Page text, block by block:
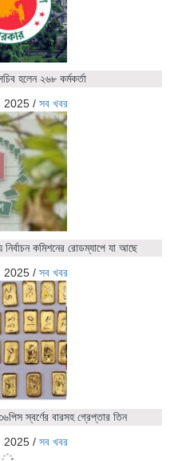
হলেন ২৬৮ কর্মকর্তা
2025 / সব খবর
নির্বাচন কমিশনের রোডম্যাপে যা আছে
2025 / সব খবর
স্বর্ণের বারসহ গ্রেপ্তার তিন
2025 / সব খবর